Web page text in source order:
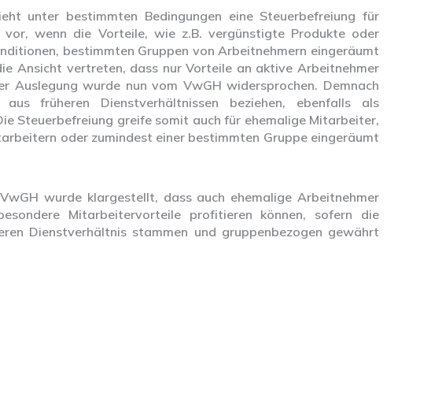
unter bestimmten Bedingungen eine Steuerbefreiung für
wenn die Vorteile, wie z.B. vergünstigte Produkte oder
bestimmten Gruppen von Arbeitnehmern eingeräumt
Ansicht vertreten, dass nur Vorteile an aktive Arbeitnehmer
Auslegung wurde nun vom VwGH widersprochen. Demnach
früheren Dienstverhältnissen beziehen, ebenfalls als
Steuerbefreiung greife somit auch für ehemalige Mitarbeiter,
oder zumindest einer bestimmten Gruppe eingeräumt
wurde klargestellt, dass auch ehemalige Arbeitnehmer
Mitarbeitervorteile profitieren können, sofern die
Dienstverhältnis stammen und gruppenbezogen gewährt